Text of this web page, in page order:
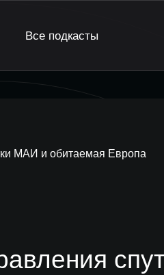
Все подкасты
МАИ и обитаемая Европа